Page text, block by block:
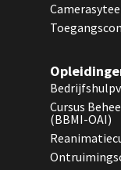
Cursus
(BBMI-OAI)